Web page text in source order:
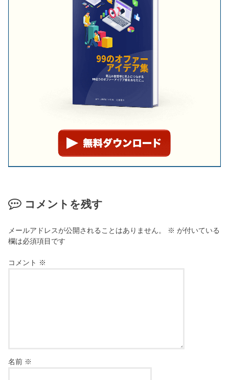
コメントを残す
メールアドレスが公開されることはありません。 ※ が付いている
欄は必須項目です
コメント ※
名前 ※